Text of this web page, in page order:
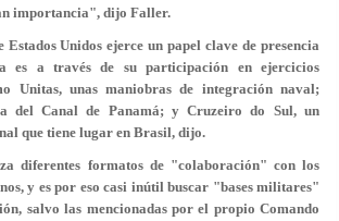
importancia", dijo Faller.
Unidos ejerce un papel clave de presencia
es a través de su participación en ejercicios
Unitas, unas maniobras de integración naval;
del Canal de Panamá; y Cruzeiro do Sul, un
que tiene lugar en Brasil, dijo.
diferentes formatos de "colaboración" con los
y es por eso casi inútil buscar "bases militares"
salvo las mencionadas por el propio Comando